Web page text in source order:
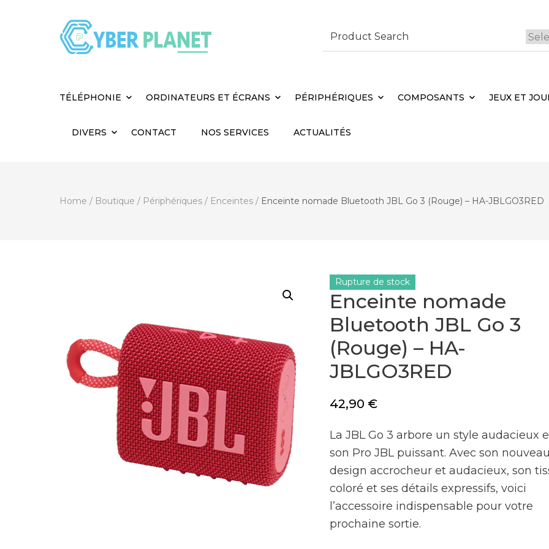
Search
for:
TÉLÉPHONIE ORDINATEURS ET ÉCRANS PÉRIPHÉRIQUES COMPOSANTS JEUX ET
DIVERS CONTACT NOS SERVICES ACTUALITÉS
Home / Boutique / Périphériques / Enceintes / Enceinte nomade Bluetooth JBL Go 3 (Rouge) – HA-JBLGO3RED
Enceinte nomade
Bluetooth JBL Go 3
(Rouge) – HA-
JBLGO3RED
42,90 €
La JBL Go 3 arbore un style audacieux
son Pro JBL puissant. Avec son nouveau
design accrocheur et audacieux, son
coloré et ses détails expressifs, voici
l’accessoire indispensable pour votre
prochaine sortie.
Rupture de stock